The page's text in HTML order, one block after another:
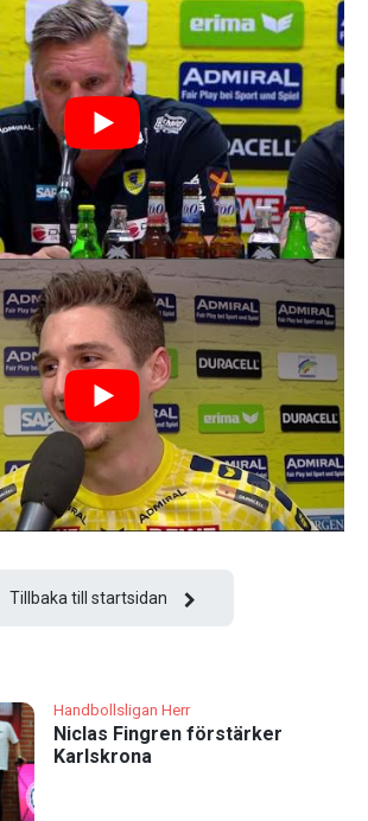
Tillbaka till startsidan
Handbollsligan Herr
Niclas Fingren förstärker
Karlskrona